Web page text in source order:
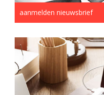
aanmelden nieuwsbrief